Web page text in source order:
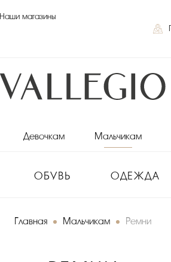
Наши магазины
Девочкам Мальчикам
ОБУВЬ ОДЕЖДА
Главная Мальчикам Ремни